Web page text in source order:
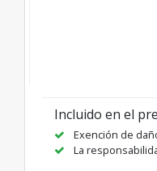
Incluido en el
Exención de
La